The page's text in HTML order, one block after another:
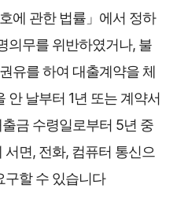
에 관한 법률」에서 정하
의무를 위반하였거나, 불
유를 하여 대출계약을 체
안 날부터 1년 또는 계약서
출금 수령일로부터 5년 중
면, 전화, 컴퓨터 통신으
구할 수 있습니다